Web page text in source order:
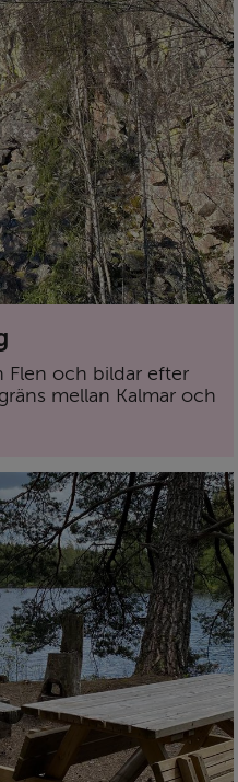
Flen och bildar efter
mellan Kalmar och